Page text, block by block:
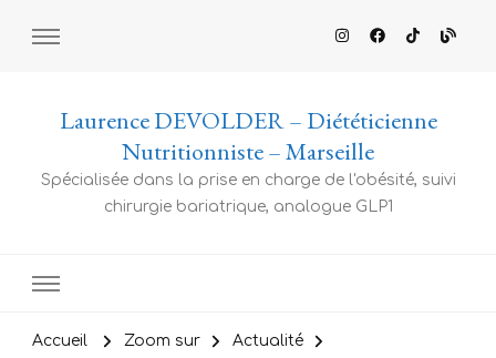
Laurence DEVOLDER – Diététicienne
Nutritionniste – Marseille
Spécialisée dans la prise en charge de l'obésité, suivi
chirurgie bariatrique, analogue GLP1
Accueil Zoom sur
Actualité